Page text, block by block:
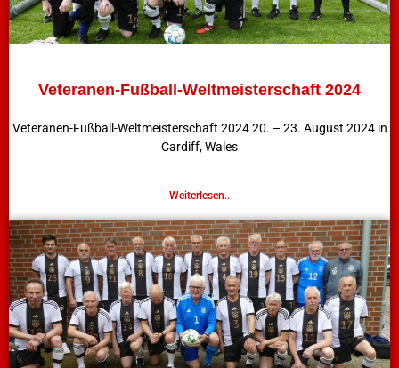
Veteranen-Fußball-Weltmeisterschaft 2024
Veteranen-Fußball-Weltmeisterschaft 2024 20. – 23. August 2024 in
Cardiff, Wales
Weiterlesen..